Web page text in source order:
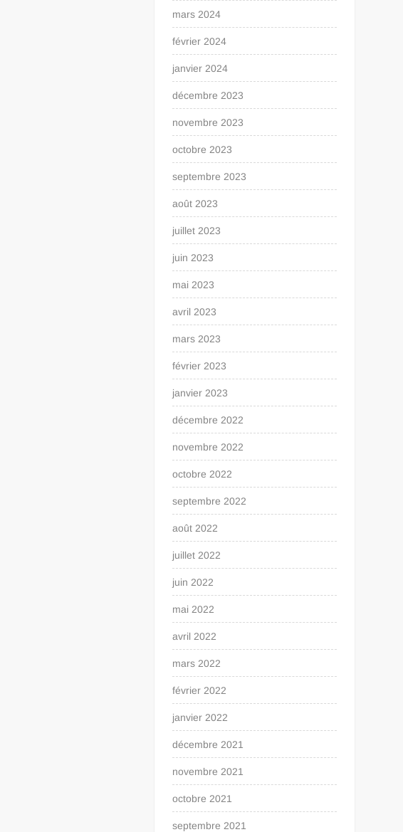
mars 2024
février 2024
janvier 2024
décembre 2023
novembre 2023
octobre 2023
septembre 2023
août 2023
juillet 2023
juin 2023
mai 2023
avril 2023
mars 2023
février 2023
janvier 2023
décembre 2022
novembre 2022
octobre 2022
septembre 2022
août 2022
juillet 2022
juin 2022
mai 2022
avril 2022
mars 2022
février 2022
janvier 2022
décembre 2021
novembre 2021
octobre 2021
septembre 2021